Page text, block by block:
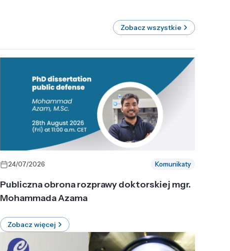
Zobacz wszystkie
24/07/2026 Komunikaty
Publiczna obrona rozprawy doktorskiej mgr.
Mohammada Azama
Zobacz więcej